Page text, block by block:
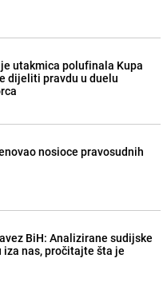
utakmica polufinala Kupa
dijeliti pravdu u duelu
nosioce pravosudnih
BiH: Analizirane sudijske
iza nas, pročitajte šta je